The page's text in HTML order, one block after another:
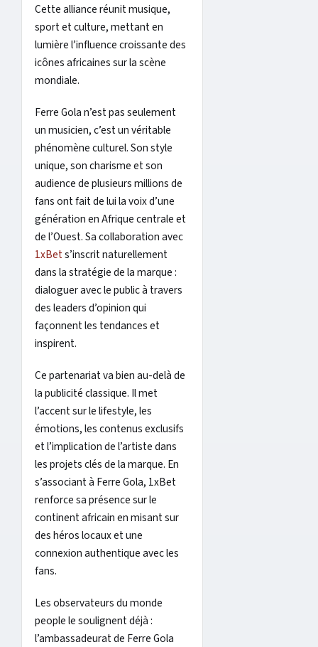
Cette alliance réunit musique,
sport et culture, mettant en
lumière l’influence croissante des
icônes africaines sur la scène
mondiale.
Ferre Gola n’est pas seulement
un musicien, c’est un véritable
phénomène culturel. Son style
unique, son charisme et son
audience de plusieurs millions de
fans ont fait de lui la voix d’une
génération en Afrique centrale et
de l’Ouest. Sa collaboration avec
1xBets’inscrit naturellement
dans la stratégie de la marque :
dialoguer avec le public à travers
des leaders d’opinion qui
façonnent les tendances et
inspirent.
Ce partenariat va bien au-delà de
la publicité classique. Il met
l’accent sur le lifestyle, les
émotions, les contenus exclusifs
et l’implication de l’artiste dans
les projets clés de la marque. En
s’associant à Ferre Gola, 1xBet
renforce sa présence sur le
continent africain en misant sur
des héros locaux et une
connexion authentique avec les
fans.
Les observateurs du monde
people le soulignent déjà :
l’ambassadeurat de Ferre Gola